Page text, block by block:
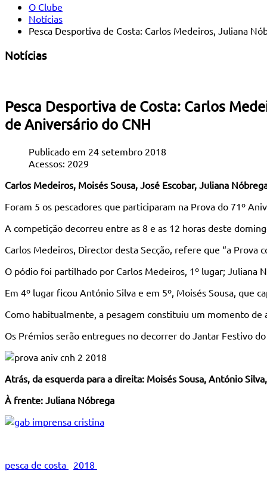
O Clube
Notícias
Pesca Desportiva de Costa: Carlos Medeiros, Juliana
Notícias
Pesca Desportiva de Costa: Carlos
de Aniversário do CNH
Publicado em 24 setembro 2018
Acessos: 2029
Carlos Medeiros, Moisés Sousa, José Escobar, Juliana
Foram 5 os pescadores que participaram na Prova do 71º
A competição decorreu entre as 8 e as 12 horas deste
Carlos Medeiros, Director desta Secção, refere que “a
O pódio foi partilhado por Carlos Medeiros, 1º lugar; Juliana
Em 4º lugar ficou António Silva e em 5º, Moisés Sousa, que
Como habitualmente, a pesagem constituiu um momento
Os Prémios serão entregues no decorrer do Jantar Festivo
Atrás, da esquerda para a direita: Moisés Sousa, António
À frente: Juliana Nóbrega
pesca de costa 2018